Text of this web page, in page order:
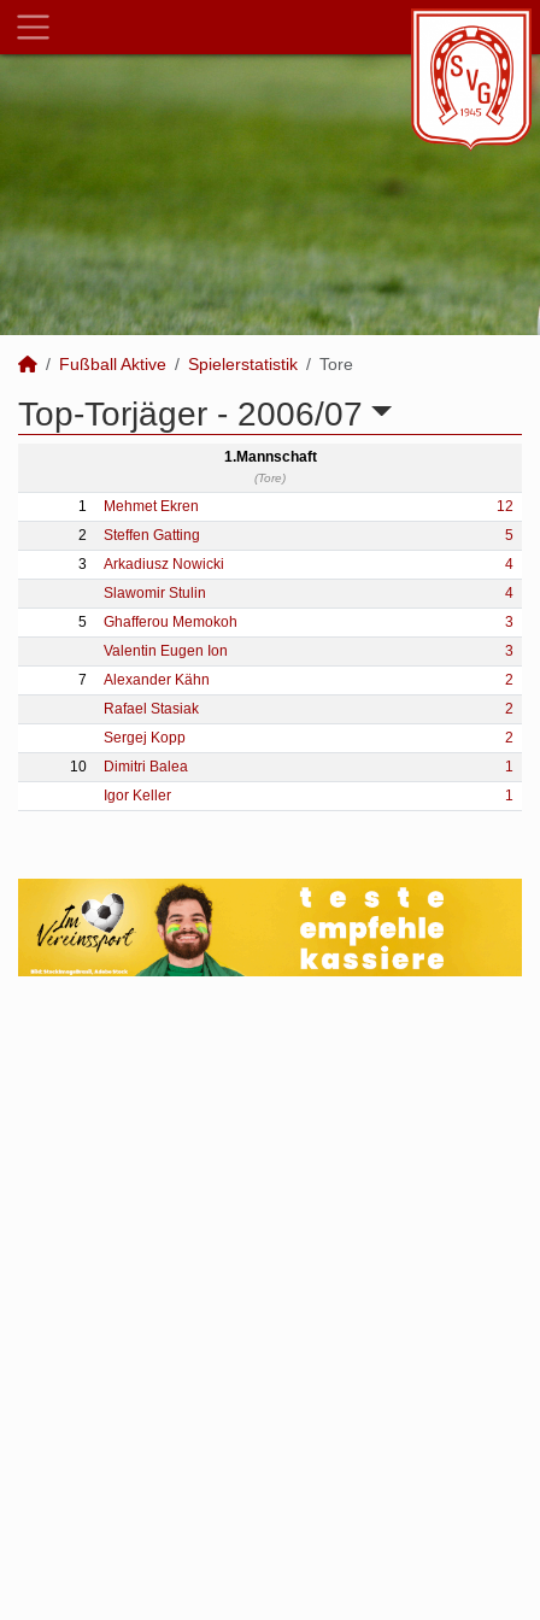
Fußball Aktive Spielerstatistik Tore
Top-Torjäger - 2006/07
1.Mannschaft
(Tore)
1 Mehmet Ekren
12
2
Steffen Gatting
5
3
Arkadiusz Nowicki
4
Slawomir Stulin
4
5
Ghafferou Memokoh
3
Valentin Eugen Ion
3
7
Alexander Kähn
2
Rafael Stasiak
2
Sergej Kopp
2
10
Dimitri Balea
1
Igor Keller
1